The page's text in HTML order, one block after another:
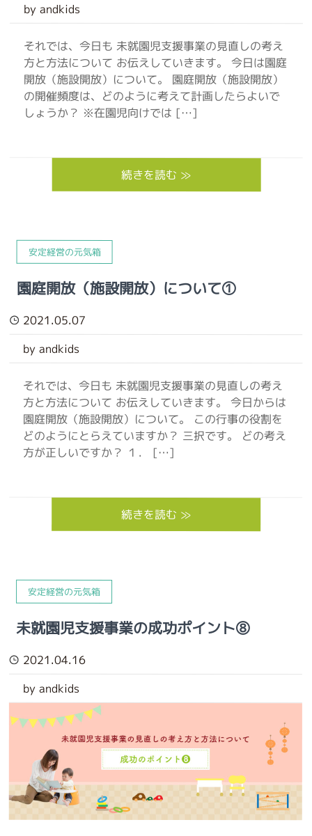
by andkids
それでは、今日も 未就園児支援事業の見直しの考え
方と方法について お伝えしていきます。 今日は園庭
開放（施設開放）について。 園庭開放（施設開放）
の開催頻度は、どのように考えて計画したらよいで
しょうか？ ※在園児向けでは […]
続きを読む ≫
安定経営の元気箱
園庭開放（施設開放）について①
2021.05.07
by andkids
それでは、今日も 未就園児支援事業の見直しの考え
方と方法について お伝えしていきます。 今日からは
園庭開放（施設開放）について。 この行事の役割を
どのようにとらえていますか？ 三択です。 どの考え
方が正しいですか？ １． […]
続きを読む ≫
安定経営の元気箱
未就園児支援事業の成功ポイント⑧
2021.04.16
by andkids